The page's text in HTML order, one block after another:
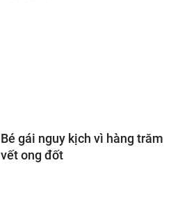
Bé gái nguy kịch vì hàng trăm
vết ong đốt